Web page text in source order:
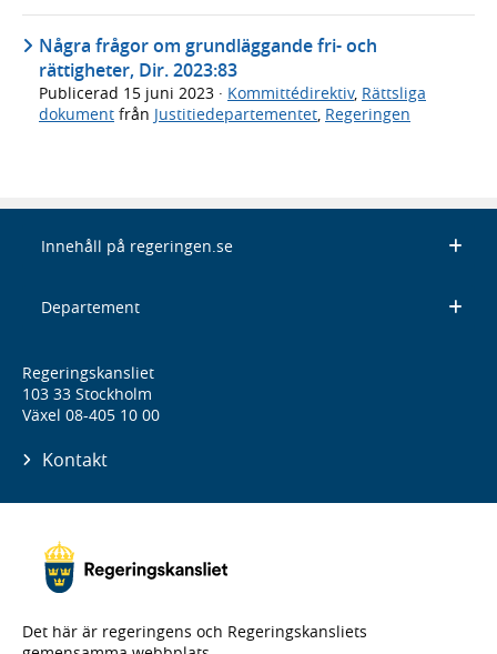
Några frågor om grundläggande fri- och
rättigheter, Dir. 2023:83
Publicerad 15 juni 2023 · Kommittédirektiv, Rättsliga
dokument från Justitiedepartementet Regeringen
Innehåll på regeringen.se
Departement
Regeringskansliet
103 33 Stockholm
Växel 08-405 10 00
Kontakt
Det här är regeringens och Regeringskansliets